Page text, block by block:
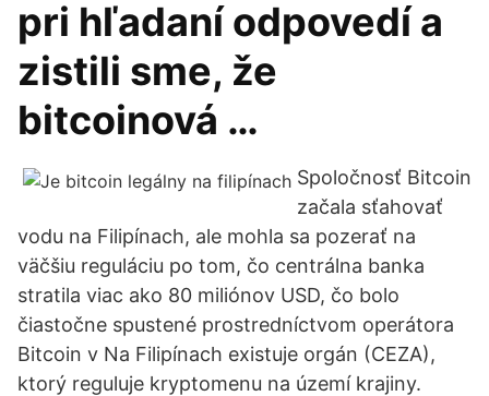
pri hľadaní odpovedí a
zistili sme, že
bitcoinová …
Spoločnosť Bitcoin
začala sťahovať
vodu na Filipínach, ale mohla sa pozerať na
väčšiu reguláciu po tom, čo centrálna banka
stratila viac ako 80 miliónov USD, čo bolo
čiastočne spustené prostredníctvom operátora
Bitcoin v Na Filipínach existuje orgán (CEZA),
ktorý reguluje kryptomenu na území krajiny.